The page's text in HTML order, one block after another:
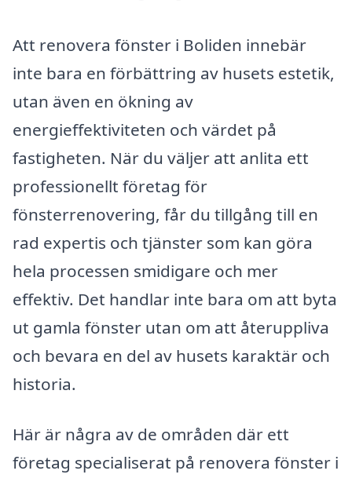
Att renovera fönster i Boliden innebär
inte bara en förbättring av husets estetik,
utan även en ökning av
energieffektiviteten och värdet på
fastigheten. När du väljer att anlita ett
professionellt företag för
fönsterrenovering, får du tillgång till en
rad expertis och tjänster som kan göra
hela processen smidigare och mer
effektiv. Det handlar inte bara om att byta
ut gamla fönster utan om att återuppliva
och bevara en del av husets karaktär och
historia.
Här är några av de områden där ett
företag specialiserat på renovera fönster i